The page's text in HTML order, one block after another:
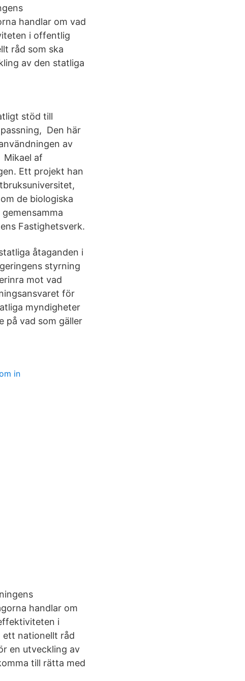
handlar om vad
i offentlig
råd som ska
av den statliga
stöd till
Den här
av
Mikael af
Ett projekt han
de biologiska
Fastighetsverk.
åtaganden i
styrning
mot vad
för
myndigheter
på vad som gäller
in
handlar om
i
ett nationellt råd
en utveckling av
till rätta med